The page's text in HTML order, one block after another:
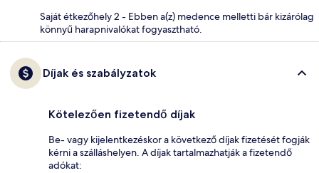
Saját étkezőhely 2 - Ebben a(z) medence melletti bár kizárólag
könnyű harapnivalókat fogyasztható.
Díjak és szabályzatok
Kötelezően fizetendő díjak
Be- vagy kijelentkezéskor a következő díjak fizetését fogják
kérni a szálláshelyen. A díjak tartalmazhatják a fizetendő
adókat: